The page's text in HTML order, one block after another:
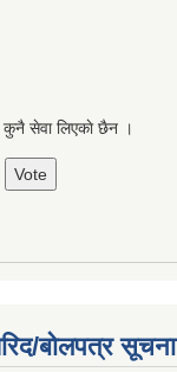
कुनै सेवा लिएकाे छैन ।
बोलपत्र सूचना